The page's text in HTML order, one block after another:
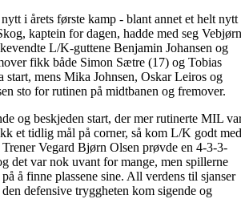
i årets første kamp - blant annet et helt nytt
kaptein for dagen, hadde med seg Vebjørn
L/K-guttene Benjamin Johansen og
fikk både Simon Sætre (17) og Tobias
mens Mika Johnsen, Oskar Leiros og
sto for rutinen på midtbanen og fremover.
og beskjeden start, der mer rutinerte MIL
et tidlig mål på corner, så kom L/K godt med
Vegard Bjørn Olsen prøvde en 4-3-3-
det var nok uvant for mange, men spillerne
å finne plassene sine. All verdens til sjanser
defensive tryggheten kom sigende og